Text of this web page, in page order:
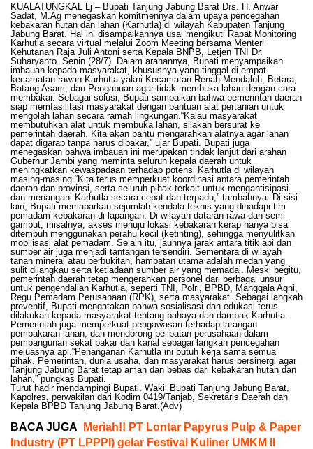
KUALATUNGKAL Lj – Bupati Tanjung Jabung Barat Drs. H. Anwar
Sadat, M.Ag menegaskan komitmennya dalam upaya pencegahan
kebakaran hutan dan lahan (Karhutla) di wilayah Kabupaten Tanjung
Jabung Barat. Hal ini disampaikannya usai mengikuti Rapat Monitoring
Karhutla secara virtual melalui Zoom Meeting bersama Menteri
Kehutanan Raja Juli Antoni serta Kepala BNPB, Letjen TNI Dr.
Suharyanto. Senin (28/7). Dalam arahannya, Bupati menyampaikan
imbauan kepada masyarakat, khususnya yang tinggal di empat
kecamatan rawan Karhutla yakni Kecamatan Renah Mendaluh, Betara,
Batang Asam, dan Pengabuan agar tidak membuka lahan dengan cara
membakar. Sebagai solusi, Bupati sampaikan bahwa pemerintah daerah
siap memfasilitasi masyarakat dengan bantuan alat pertanian untuk
mengolah lahan secara ramah lingkungan.“Kalau masyarakat
membutuhkan alat untuk membuka lahan, silakan bersurat ke
pemerintah daerah. Kita akan bantu mengarahkan alatnya agar lahan
dapat digarap tanpa harus dibakar,” ujar Bupati. Bupati juga
menegaskan bahwa imbauan ini merupakan tindak lanjut dari arahan
Gubernur Jambi yang meminta seluruh kepala daerah untuk
meningkatkan kewaspadaan terhadap potensi Karhutla di wilayah
masing-masing.“Kita terus memperkuat koordinasi antara pemerintah
daerah dan provinsi, serta seluruh pihak terkait untuk mengantisipasi
dan menangani Karhutla secara cepat dan terpadu,” tambahnya. Di sisi
lain, Bupati memaparkan sejumlah kendala teknis yang dihadapi tim
pemadam kebakaran di lapangan. Di wilayah dataran rawa dan semi
gambut, misalnya, akses menuju lokasi kebakaran kerap hanya bisa
ditempuh menggunakan perahu kecil (ketinting), sehingga menyulitkan
mobilisasi alat pemadam. Selain itu, jauhnya jarak antara titik api dan
sumber air juga menjadi tantangan tersendiri. Sementara di wilayah
tanah mineral atau perbukitan, hambatan utama adalah medan yang
sulit dijangkau serta ketiadaan sumber air yang memadai. Meski begitu,
pemerintah daerah tetap mengerahkan personel dari berbagai unsur
untuk pengendalian Karhutla, seperti TNI, Polri, BPBD, Manggala Agni,
Regu Pemadam Perusahaan (RPK), serta masyarakat. Sebagai langkah
preventif, Bupati mengatakan bahwa sosialisasi dan edukasi terus
dilakukan kepada masyarakat tentang bahaya dan dampak Karhutla.
Pemerintah juga memperkuat pengawasan terhadap larangan
pembakaran lahan, dan mendorong pelibatan perusahaan dalam
pembangunan sekat bakar dan kanal sebagai langkah pencegahan
meluasnya api.“Penanganan Karhutla ini butuh kerja sama semua
pihak. Pemerintah, dunia usaha, dan masyarakat harus bersinergi agar
Tanjung Jabung Barat tetap aman dan bebas dari kebakaran hutan dan
lahan,” pungkas Bupati.
Turut hadir mendampingi Bupati, Wakil Bupati Tanjung Jabung Barat,
Kapolres, perwakilan dari Kodim 0419/Tanjab, Sekretaris Daerah dan
Kepala BPBD Tanjung Jabung Barat.(Adv)
BACA JUGA
Meriah!! PT Lontar Papyrus Pulp & Paper
Industry (PT LPPPI) gelar Festival Kuliner UMKM II